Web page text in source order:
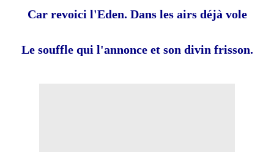
Car revoici l'Eden. Dans les airs déjà vole
Le souffle qui l'annonce et son divin frisson.